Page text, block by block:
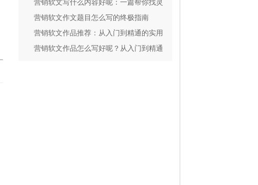
反感还能掏钱的文案？
营销软文写什么内容好呢：一篇帮你找灵
感的指南
营销软文作文题目怎么写的终极指南
营销软文作品推荐：从入门到精通的实用
指南
营销软文作品怎么写好呢？从入门到精通